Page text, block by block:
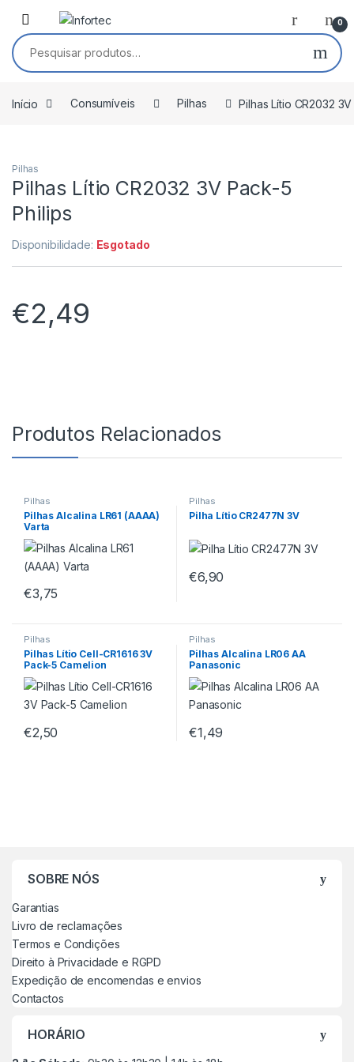
Saltar para navegação
Pular para o conteúdo
0
Pesquisar por:
Início Consumíveis Pilhas Pilhas Lítio CR2032
Pilhas
Pilhas Lítio CR2032 3V Pack-5
Philips
Disponibilidade: Esgotado
€2,49
Produtos Relacionados
Pilhas
Pilhas Alcalina LR61 (AAAA)
Varta
€3,75
Pilhas
Pilha Lítio CR2477N 3V
€6,90
Pilhas
Pilhas Lítio Cell-CR1616 3V
Pack-5 Camelion
€2,50
Pilhas
Pilhas Alcalina LR06 AA
Panasonic
€1,49
SOBRE NÓS
Garantias
Livro de reclamações
Termos e Condições
Direito à Privacidade e RGPD
Expedição de encomendas e envios
Contactos
HORÁRIO